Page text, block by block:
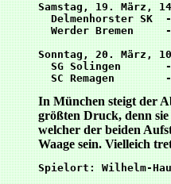
Samstag, 19. März,
Delmenhorster SK
Werder Bremen
Sonntag, 20. März,
SG Solingen
In München steigt der
größten Druck, denn sie
welcher der beiden
Waage sein. Vielleich
Spielort: Wilhelm-